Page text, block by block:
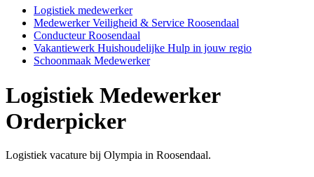
Logistiek medewerker
Medewerker Veiligheid & Service Roosendaal
Conducteur Roosendaal
Vakantiewerk Huishoudelijke Hulp in jouw regio
Schoonmaak Medewerker
Logistiek Medewerker
Orderpicker
Logistiek vacature bij Olympia in Roosendaal.